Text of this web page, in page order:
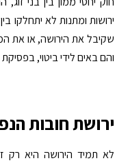
ירושות ומתנות לא יתחלקו
שקיבל את הירושה, או את
והם באים לידי ביטוי,
ירושת חובות
לא תמיד הירושה היא רק